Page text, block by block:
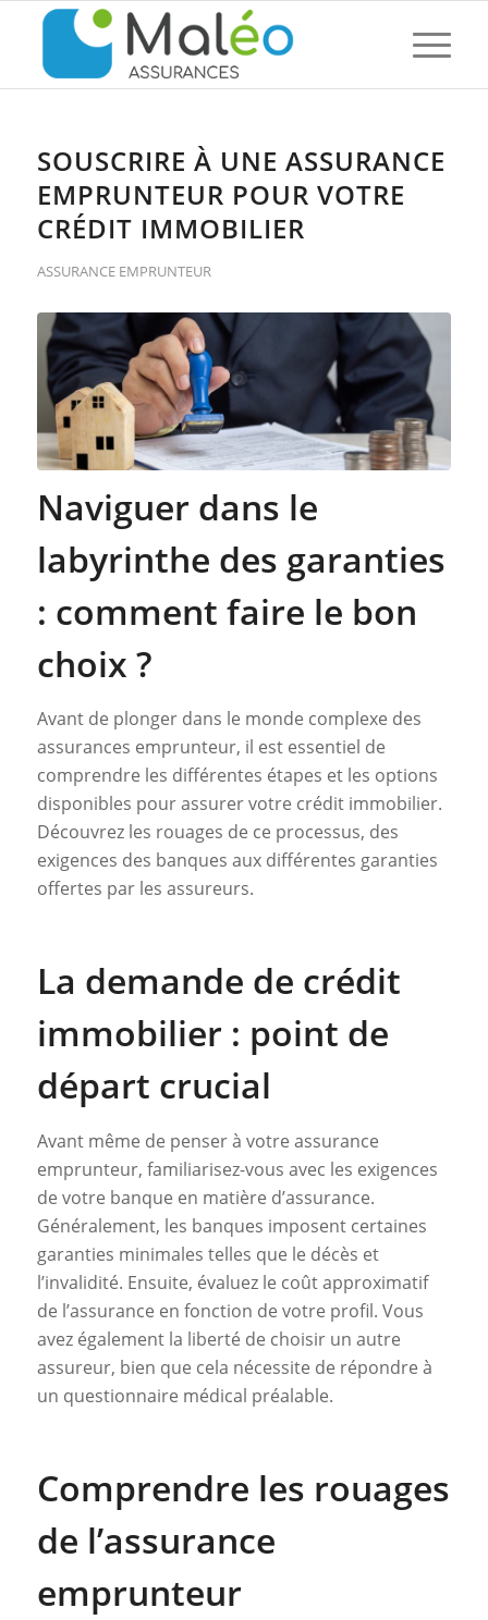
SOUSCRIRE À UNE ASSURANCE
EMPRUNTEUR POUR VOTRE
CRÉDIT IMMOBILIER
ASSURANCE EMPRUNTEUR
Naviguer dans le
labyrinthe des garanties
: comment faire le bon
choix ?
Avant de plonger dans le monde complexe des
assurances emprunteur, il est essentiel de
comprendre les différentes étapes et les options
disponibles pour assurer votre crédit immobilier.
Découvrez les rouages de ce processus, des
exigences des banques aux différentes garanties
offertes par les assureurs.
La demande de crédit
immobilier : point de
départ crucial
Avant même de penser à votre assurance
emprunteur, familiarisez-vous avec les exigences
de votre banque en matière d’assurance.
Généralement, les banques imposent certaines
garanties minimales telles que le décès et
l’invalidité. Ensuite, évaluez le coût approximatif
de l’assurance en fonction de votre profil. Vous
avez également la liberté de choisir un autre
assureur, bien que cela nécessite de répondre à
un questionnaire médical préalable.
Comprendre les rouages
de l’assurance
emprunteur